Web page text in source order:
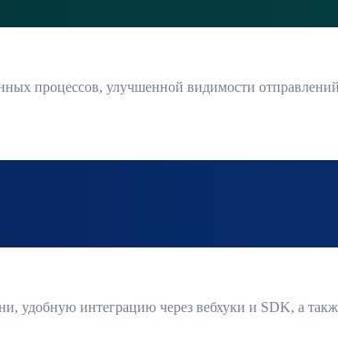
процессов, улучшенной видимости
удобную интеграцию через вебхуки и SDK, а